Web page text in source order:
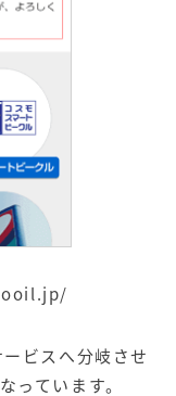
ビスへ分岐させ
っています。